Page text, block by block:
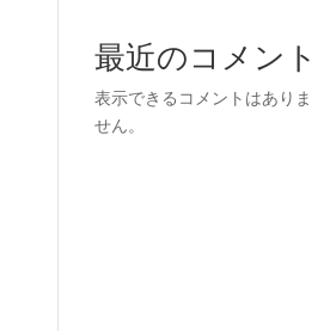
最近のコメント
表示できるコメントはありま
せん。